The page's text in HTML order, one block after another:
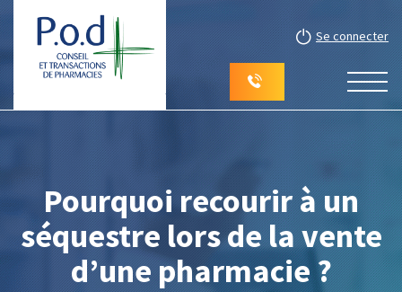
Se connecter
Pourquoi recourir à un
séquestre lors de la vente
d’une pharmacie ?